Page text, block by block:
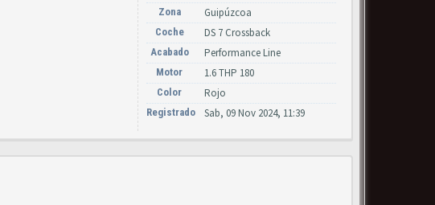
Zona Guipúzcoa
Coche DS 7 Crossback
Acabado Performance Line
Motor 1.6 THP 180
Color Rojo
Registrado Sab, 09 Nov 2024, 11:39